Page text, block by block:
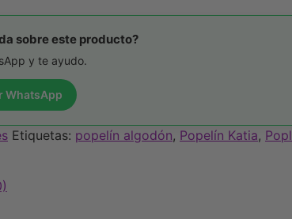
sobre este producto?
y te ayudo.
WhatsApp
Etiquetas: popelín algodón, Popelín Katia,